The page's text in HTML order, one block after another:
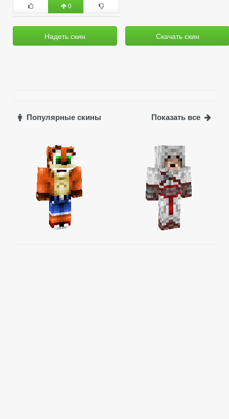
0
Надеть скин Скачать скин
Популярные скины Показать все